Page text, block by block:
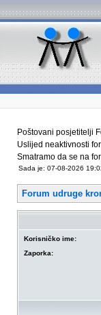
Poštovani posjetitelji
Uslijed neaktivnosti
Smatramo da se na
Sada je: 07-08-2026
Forum udruge
Korisničko ime:
Zaporka: